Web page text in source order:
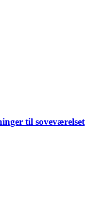
til soveværelset